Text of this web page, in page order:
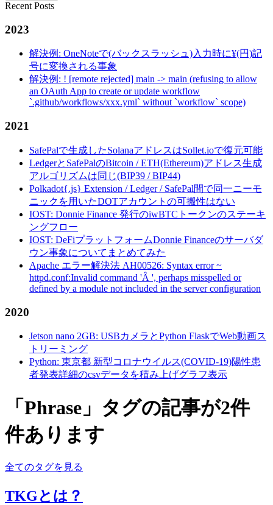
Recent Posts
2023
解決例: OneNoteで(バックスラッシュ)入力時に¥(円)記
号に変換される事象
解決例: ! [remote rejected] main -> main (refusing to allow
an OAuth App to create or update workflow
`.github/workflows/xxx.yml` without `workflow` scope)
2021
SafePalで生成したSolanaアドレスはSollet.ioで復元可能
LedgerとSafePalのBitcoin / ETH(Ethereum)アドレス生成
アルゴリズムは同じ(BIP39 / BIP44)
Polkadot{.js} Extension / Ledger / SafePal間で同一ニーモ
ニックを用いたDOTアカウントの可搬性はない
IOST: Donnie Finance 発行のiwBTCトークンのステーキ
ングフロー
IOST: DeFiプラットフォームDonnie Financeのサーバダ
ウン事象についてまとめてみた
Apache エラー解決法 AH00526: Syntax error ~
httpd.conf:Invalid command 'Â ', perhaps misspelled or
defined by a module not included in the server configuration
2020
Jetson nano 2GB: USBカメラとPython FlaskでWeb動画ス
トリーミング
Python: 東京都 新型コロナウイルス(COVID-19)陽性患
者発表詳細のcsvデータを積み上げグラフ表示
「Phrase」タグの記事が2件
件あります
全てのタグを見る
TKGとは？